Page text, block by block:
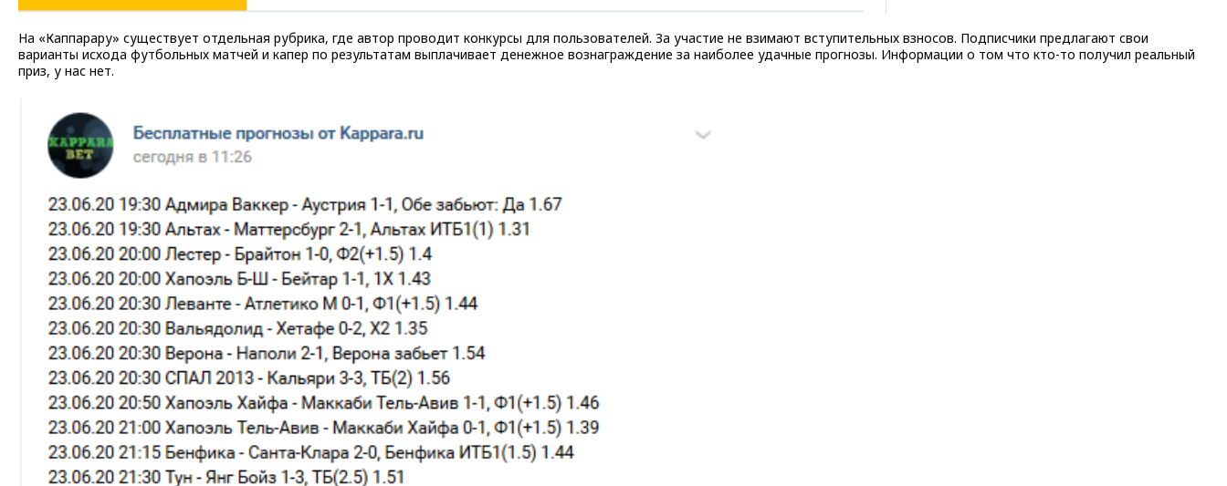
На «Каппарару» существует отдельная рубрика, где автор проводит конкурсы для пользователей. За участие не взимают вступительных взносов. Подписчики предлагают свои
варианты исхода футбольных матчей и капер по результатам выплачивает денежное вознаграждение за наиболее удачные прогнозы. Информации о том что кто-то получил реальный
приз, у нас нет.